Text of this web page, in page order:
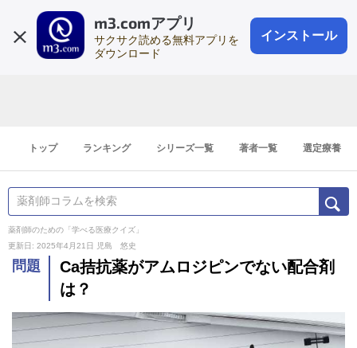
m3.comアプリ
サクサク読める無料アプリを
ダウンロード
インストール
会員登録
登録1分
トップ ランキング シリーズ一覧 著者一覧 選定療養
薬剤師のための「学べる医療クイズ」
更新日: 2025年4月21日
児島 悠史
問題
Ca拮抗薬がアムロジピンでない配合剤
は？